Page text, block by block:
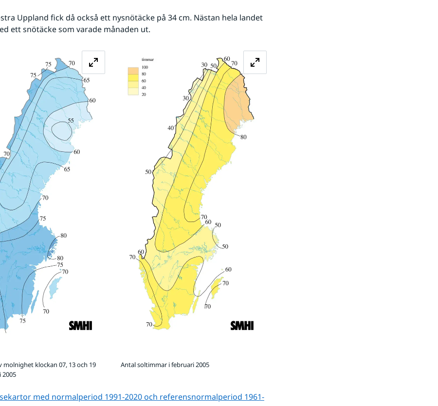
Uppland fick då också ett nysnötäcke på 34 cm. Nästan hela landet
ett snötäcke som varade månaden ut.
molnighet klockan 07, 13 och 19
2005
Antal soltimmar i februari 2005
med normalperiod 1991-2020 och referens­normalperiod 1961-